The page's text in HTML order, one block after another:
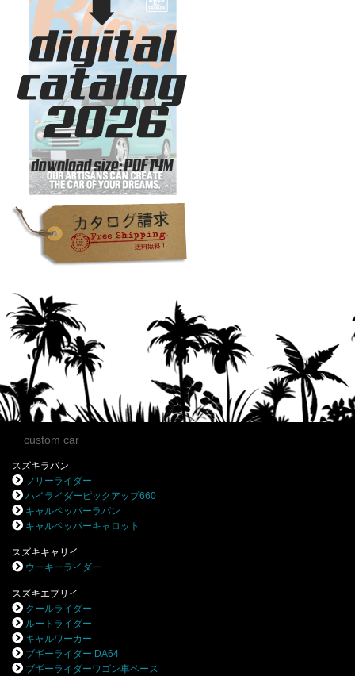
custom car
スズキラパン
フリーライダー
ハイライダーピックアップ660
キャルペッパーラパン
キャルペッパーキャロット
スズキキャリイ
ウーキーライダー
スズキエブリイ
クールライダー
ルートライダー
キャルワーカー
ブギーライダー DA64
ブギーライダーワゴン車ベース